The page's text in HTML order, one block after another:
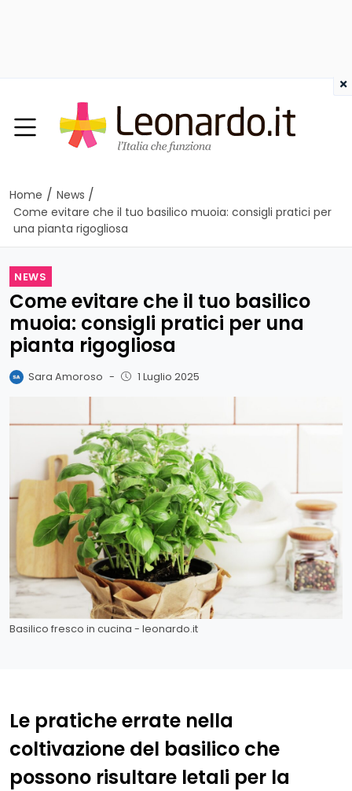
Home / News /
Come evitare che il tuo basilico muoia: consigli pratici per
una pianta rigogliosa
NEWS
Come evitare che il tuo basilico
muoia: consigli pratici per una
pianta rigogliosa
Sara Amoroso - 1 Luglio 2025
Basilico fresco in cucina - leonardo.it
Le pratiche errate nella
coltivazione del basilico che
possono risultare letali per la
×